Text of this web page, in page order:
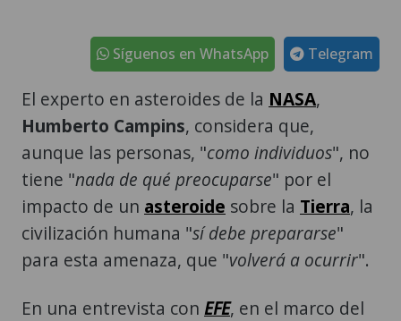
Telegram
Síguenos en WhatsApp
El experto en asteroides de la NASA,
Humberto Campins, considera que,
aunque las personas, "como individuos", no
tiene "nada de qué preocuparse" por el
impacto de un asteroide sobre la Tierra, la
civilización humana "sí debe prepararse"
para esta amenaza, que "volverá a ocurrir".
En una entrevista con EFE, en el marco del